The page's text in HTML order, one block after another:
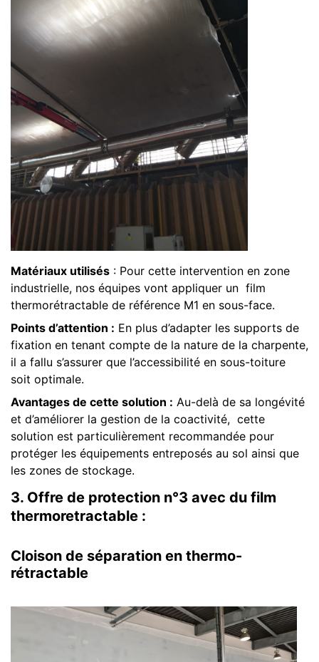
Matériaux utilisés : Pour cette intervention en zone
industrielle, nos équipes vont appliquer un film
thermorétractable de référence M1 en sous-face.
Points d’attention : En plus d’adapter les supports de
fixation en tenant compte de la nature de la charpente,
il a fallu s’assurer que l’accessibilité en sous-toiture
soit optimale.
Avantages de cette solution : Au-delà de sa longévité
et d’améliorer la gestion de la coactivité, cette
solution est particulièrement recommandée pour
protéger les équipements entreposés au sol ainsi que
les zones de stockage.
3. Offre de protection n°3 avec du film
thermoretractable :
Cloison de séparation en thermo-
rétractable